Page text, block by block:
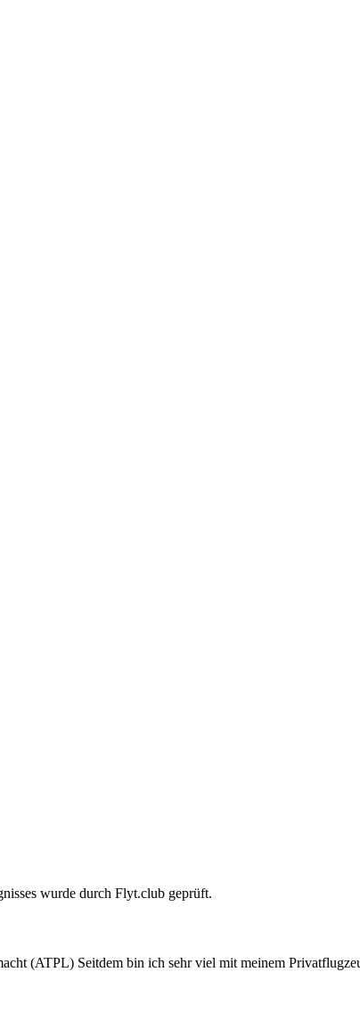
wurde durch Flyt.club geprüft.
(ATPL) Seitdem bin ich sehr viel mit meinem